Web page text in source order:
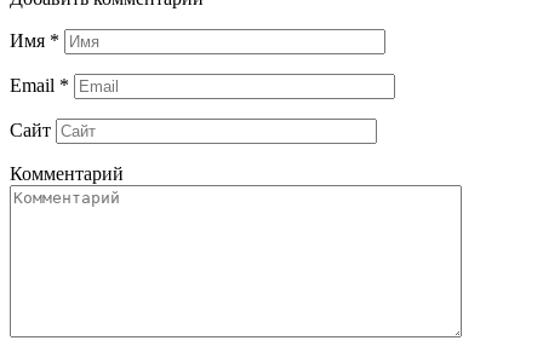
Имя *
Email *
Сайт
Комментарий